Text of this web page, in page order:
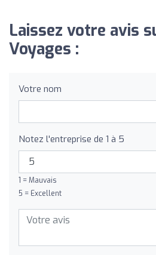
Laissez votre avis
Voyages :
Votre nom
Notez l'entreprise de 1 à 5
1 = Mauvais
5 = Excellent